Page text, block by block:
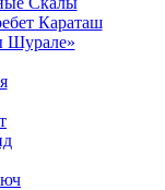
Караташ
Шурале»